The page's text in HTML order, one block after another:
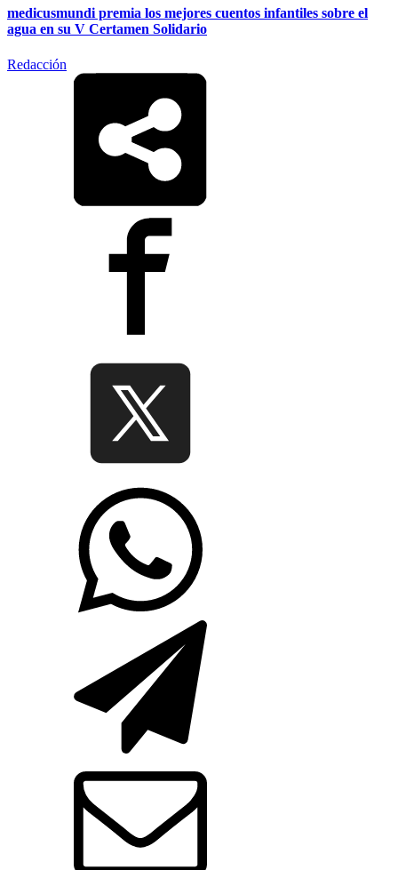
medicusmundi premia los mejores cuentos infantiles sobre el
agua en su V Certamen Solidario
Redacción